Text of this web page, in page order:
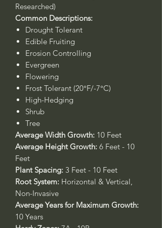
Researched)
Common Descriptions:
Drought Tolerant
Edible Fruiting
Erosion Controlling
Evergreen
Flowering
Frost Tolerant (20°F/-7°C)
High-Hedging
Shrub
Tree
Average Width Growth: 10 Feet
Average Height Growth: 6 Feet - 10
Feet
Plant Spacing: 3 Feet - 10 Feet
Root System: Horizontal & Vertical,
Non-Invasive
Average Years for Maximum Growth:
10 Years